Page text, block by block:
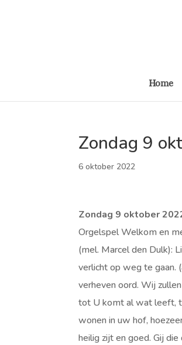
Home
Zondag 9
6 oktober 2022
Zondag 9 oktober
Orgelspel Welkom en
(mel. Marcel den Dulk):
verlicht op weg te gaan.
verheven oord. Wij
tot U komt al wat leeft,
wonen in uw hof,
heilig zijt en goed. Gij